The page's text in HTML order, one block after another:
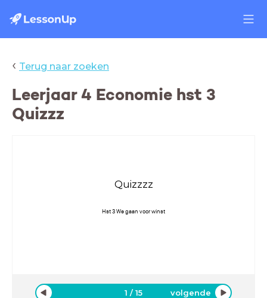
‹ Terug naar zoeken
Leerjaar 4 Economie hst 3
Quizzz
Quizzzz
Hst 3 We gaan voor winst
1 /15 volgende